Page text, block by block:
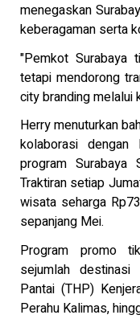
menegaskan
keberagaman serta
"Pemkot Surabaya
tetapi mendorong
city branding melalui
Herry menuturkan
kolaborasi
program Surabaya
Traktiran setiap
wisata seharga
sepanjang Mei.
Program promo
sejumlah destinasi
Pantai (THP)
Perahu Kalimas,